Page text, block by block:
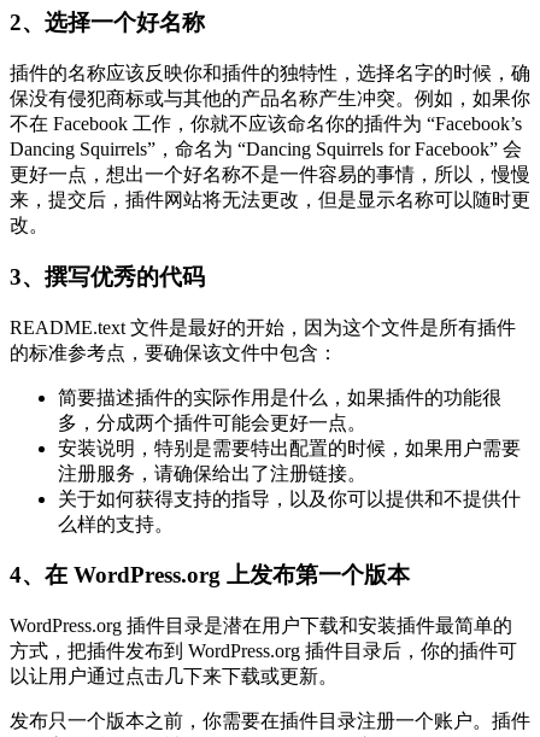
2、选择一个好名称
插件的名称应该反映你和插件的独特性，选择名字的时候，确
保没有侵犯商标或与其他的产品名称产生冲突。例如，如果你
不在 Facebook 工作，你就不应该命名你的插件为 “Facebook’s
Dancing Squirrels”，命名为 “Dancing Squirrels for Facebook” 会
更好一点，想出一个好名称不是一件容易的事情，所以，慢慢
来，提交后，插件网站将无法更改，但是显示名称可以随时更
改。
3、撰写优秀的代码
README.text 文件是最好的开始，因为这个文件是所有插件
的标准参考点，要确保该文件中包含：
简要描述插件的实际作用是什么，如果插件的功能很
多，分成两个插件可能会更好一点。
安装说明，特别是需要特出配置的时候，如果用户需要
注册服务，请确保给出了注册链接。
关于如何获得支持的指导，以及你可以提供和不提供什
么样的支持。
4、在 WordPress.org 上发布第一个版本
WordPress.org 插件目录是潜在用户下载和安装插件最简单的
方式，把插件发布到 WordPress.org 插件目录后，你的插件可
以让用户通过点击几下来下载或更新。
发布只一个版本之前，你需要在插件目录注册一个账户。插件